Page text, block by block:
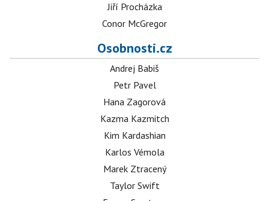
Jiří Procházka
Conor McGregor
Osobnosti.cz
Andrej Babiš
Petr Pavel
Hana Zagorová
Kazma Kazmitch
Kim Kardashian
Karlos Vémola
Marek Ztracený
Taylor Swift